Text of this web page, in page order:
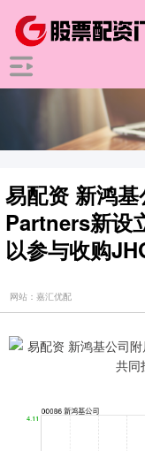
易配资 新鸿
Partners新设
以参与收购
网站：嘉汇优配